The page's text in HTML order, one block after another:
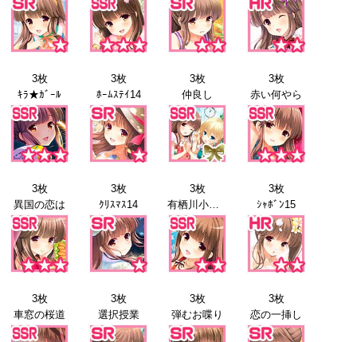
3枚
ｷﾗ★ｶﾞｰﾙ
3枚
ﾎｰﾑｽﾃｲ14
3枚
仲良し
3枚
赤い何やら
3枚
異国の恋は
3枚
ｸﾘｽﾏｽ14
3枚
有栖川小枝子+
3枚
ｼｬﾎﾞﾝ15
3枚
車窓の桜道
3枚
選択授業
3枚
弾むお喋り
3枚
恋の一挿し